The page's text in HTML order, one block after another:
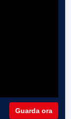
Guarda ora